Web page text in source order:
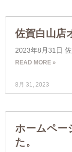
佐賀白山店
2023年8月31日
READ MORE »
8月 31, 2023
ホームペー
た。